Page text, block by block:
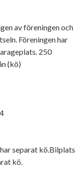
av föreningen och
Föreningen har
250
(kö)
separat kö.Bilplats
kö.